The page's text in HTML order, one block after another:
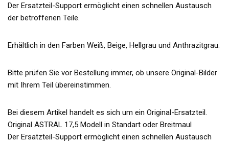
Der Ersatzteil-Support ermöglicht einen schnellen Austausch
der betroffenen Teile.
Erhältlich in den Farben Weiß, Beige, Hellgrau und Anthrazitgrau.
Bitte prüfen Sie vor Bestellung immer, ob unsere Original-Bilder
mit Ihrem Teil übereinstimmen.
Bei diesem Artikel handelt es sich um ein Original-Ersatzteil.
Original ASTRAL 17,5 Modell in Standart oder Breitmaul
Der Ersatzteil-Support ermöglicht einen schnellen Austausch